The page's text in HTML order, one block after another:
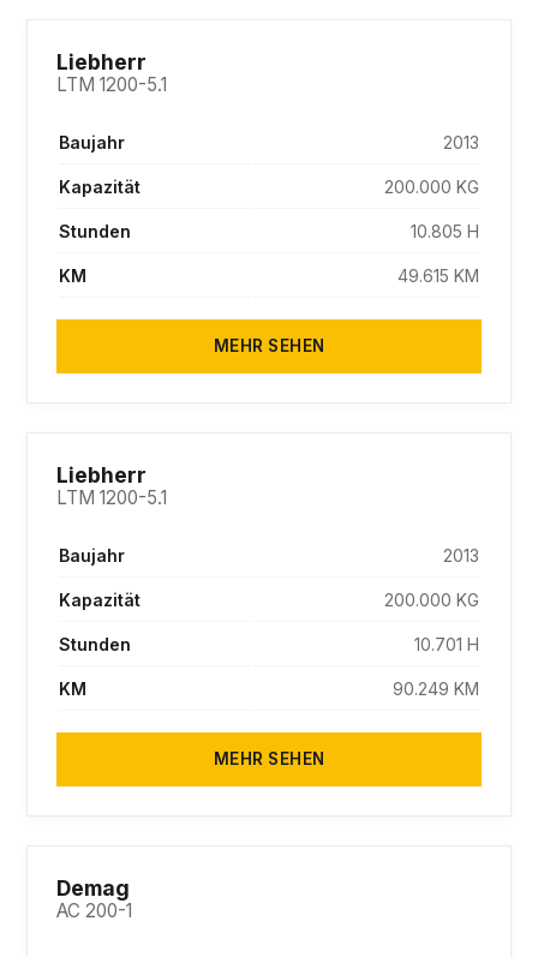
Liebherr
LTM 1200-5.1
Baujahr 2013
Kapazität 200.000 KG
Stunden 10.805 H
KM 49.615 KM
MEHR SEHEN
Liebherr
LTM 1200-5.1
Baujahr 2013
Kapazität 200.000 KG
Stunden 10.701 H
KM 90.249 KM
MEHR SEHEN
Demag
AC 200-1